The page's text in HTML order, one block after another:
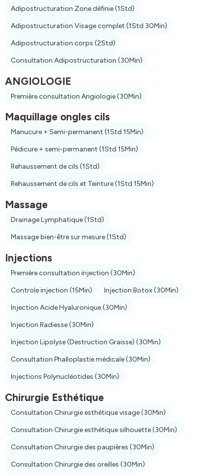
Adipostructuration Zone définie(1Std)
Adipostructuration Visage complet (1Std 30Min)
Adipostructuration corps (2Std)
Consultation Adipostructuration (30Min)
ANGIOLOGIE
Première consultation Angiologie(30Min)
Maquillage ongles cils
Manucure + Semi-permanent (1Std 15Min)
Pédicure + semi-permanent (1Std 15Min)
Rehaussement de cils (1Std)
Rehaussement de cils et Teinture(1Std 15Min)
Massage
Drainage Lymphatique(1Std)
Massage bien-être sur mesure(1Std)
Injections
Première consultation injection (30Min)
Controle injection (15Min) Injection Botox(30Min)
Injection Acide Hyaluronique(30Min)
Injection Radiesse(30Min)
Injection Lipolyse (Destruction Graisse) (30Min)
Consultation Phalloplastie médicale(30Min)
Injections Polynucléotides (30Min)
Chirurgie Esthétique
Consultation Chirurgie esthétique visage(30Min)
Consultation Chirurgie esthétique silhouette(30Min)
Consultation Chirurgie des paupières (30Min)
Consultation Chirurgie des oreilles (30Min)